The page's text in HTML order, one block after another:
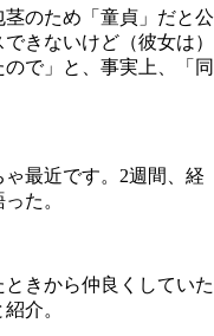
のため「童貞」だと公
きないけど（彼女は）
で」と、事実上、「同
最近です。2週間、経
た。
きから仲良くしていた
介。